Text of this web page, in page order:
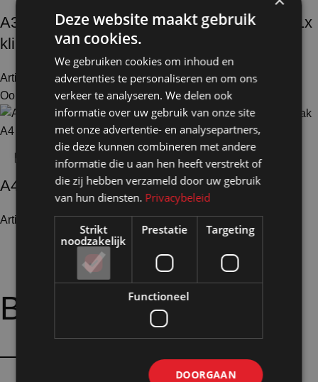
A3 Infodrager Alicante HxB 120-150x30cm 1x
kliklijst A3 portrait in hoogte verstelbaar
Artikelnummer: 40412€176,00 Excl. BTW
Ook te huur
A4 Folderstandaard Mâcon HxB107x50cm
Artikelnummer: 40201€76,00
Bijpassende
Deze website maakt gebruik
van cookies.
We gebruiken cookies om inhoud en
advertenties te personaliseren en om ons
verkeer te analyseren. We delen ook
informatie over uw gebruik van onze site
met onze advertentie- en analysepartners,
die deze kunnen combineren met andere
informatie die u aan hen heeft verstrekt of
die zij hebben verzameld door uw gebruik
van hun diensten. Privacybeleid
Strikt
noodzakelijk
Prestatie Targeting
Functioneel
DOORGAAN